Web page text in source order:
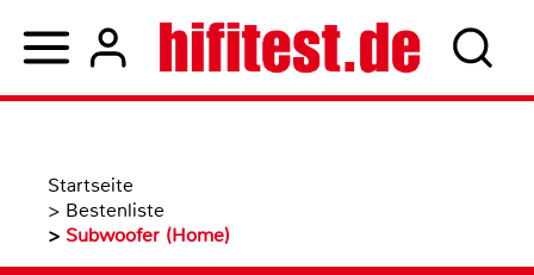
Startseite
> Bestenliste
> Subwoofer (Home)